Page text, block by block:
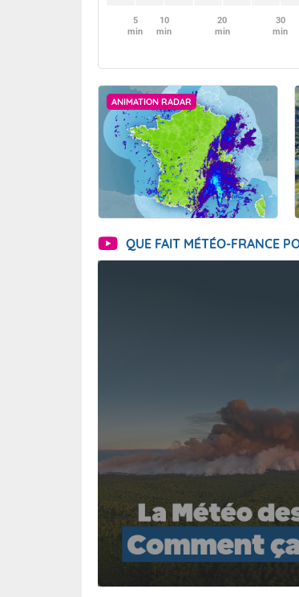
5
min
10
min
20
min
30
min
ANIMATION RADAR
QUE FAIT MÉTÉO-FRANCE